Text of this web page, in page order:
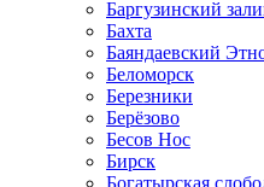
Баргузинский
Бахта
Баяндаевский
Беломорск
Березники
Берёзово
Бесов Нос
Бирск
Богатырская